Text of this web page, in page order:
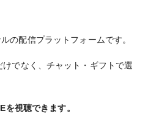
の配信プラットフォームです。
でなく、チャット・ギフトで選
視聴できます。